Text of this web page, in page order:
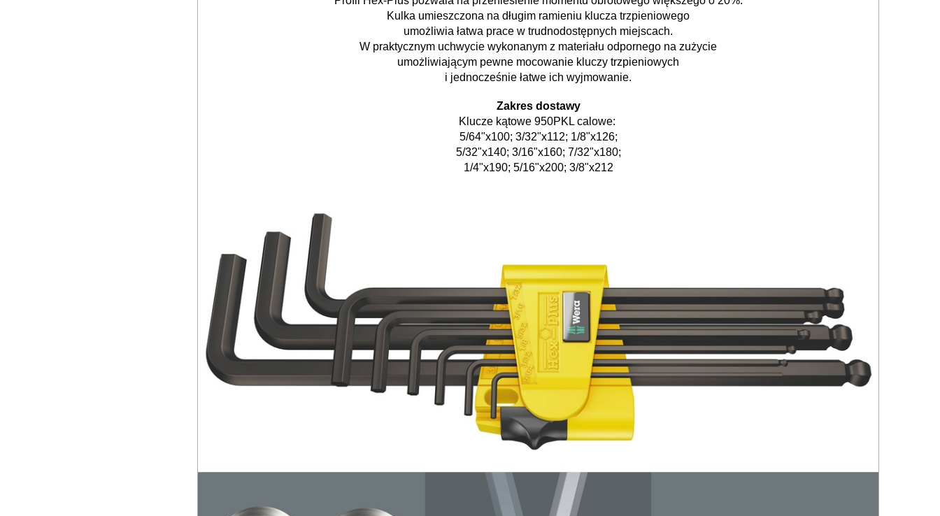
Kulka umieszczona na długim ramieniu klucza trzpieniowego
umożliwia łatwa prace w trudnodostępnych miejscach.
W praktycznym uchwycie wykonanym z materiału odpornego na zużycie
umożliwiającym pewne mocowanie kluczy trzpieniowych
i jednocześnie łatwe ich wyjmowanie.
Zakres dostawy
Klucze kątowe 950PKL calowe:
5/64"x100; 3/32"x112; 1/8"x126;
5/32"x140; 3/16"x160; 7/32"x180;
1/4"x190; 5/16"x200; 3/8"x212